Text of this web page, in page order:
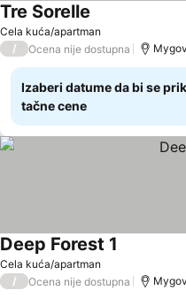
Cela kuća/apartman
Tre Sorelle
/ Ocena nije dostupna
Izaberi datume da bi se
tačne cene
Cela kuća/apartman
Deep Forest 1
/ Ocena nije dostupna